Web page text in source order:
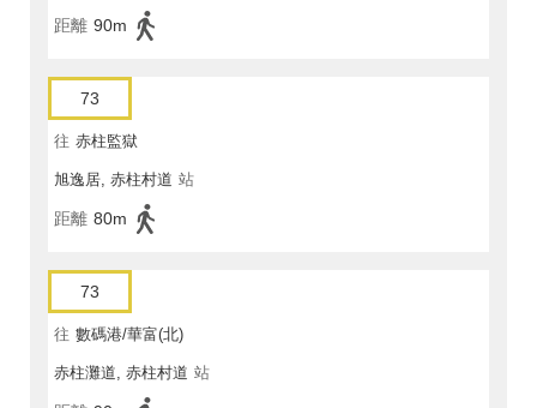
距離 90m
73
往 赤柱監獄
旭逸居, 赤柱村道 站
距離 80m
73
往 數碼港/華富(北)
赤柱灘道, 赤柱村道 站